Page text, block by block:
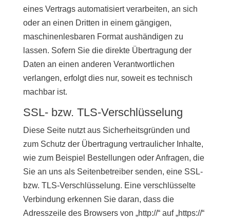
eines Vertrags automatisiert verarbeiten, an sich
oder an einen Dritten in einem gängigen,
maschinenlesbaren Format aushändigen zu
lassen. Sofern Sie die direkte Übertragung der
Daten an einen anderen Verantwortlichen
verlangen, erfolgt dies nur, soweit es technisch
machbar ist.
SSL- bzw. TLS-Verschlüsselung
Diese Seite nutzt aus Sicherheitsgründen und
zum Schutz der Übertragung vertraulicher Inhalte,
wie zum Beispiel Bestellungen oder Anfragen, die
Sie an uns als Seitenbetreiber senden, eine SSL-
bzw. TLS-Verschlüsselung. Eine verschlüsselte
Verbindung erkennen Sie daran, dass die
Adresszeile des Browsers von „http://“ auf „https://“